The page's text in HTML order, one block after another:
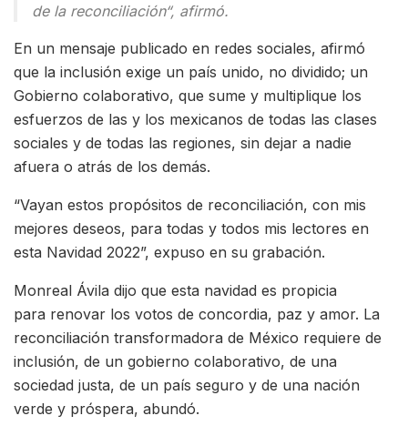
de la reconciliación“, afirmó.
En un mensaje publicado en redes sociales, afirmó
que la inclusión exige un país unido, no dividido; un
Gobierno colaborativo, que sume y multiplique los
esfuerzos de las y los mexicanos de todas las clases
sociales y de todas las regiones, sin dejar a nadie
afuera o atrás de los demás.
“Vayan estos propósitos de reconciliación, con mis
mejores deseos, para todas y todos mis lectores en
esta Navidad 2022”, expuso en su grabación.
Monreal Ávila dijo que esta navidad es propicia
para renovar los votos de concordia, paz y amor. La
reconciliación transformadora de México requiere de
inclusión, de un gobierno colaborativo, de una
sociedad justa, de un país seguro y de una nación
verde y próspera, abundó.